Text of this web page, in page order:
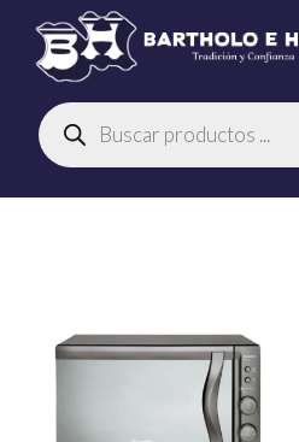
Búsqueda
de
productos